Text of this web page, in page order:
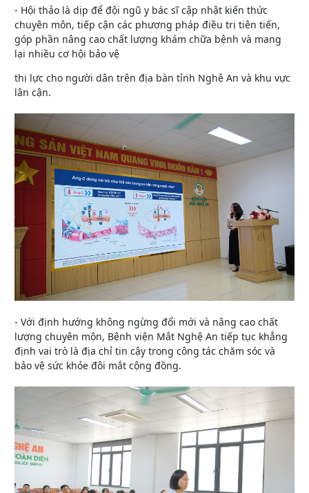
- Hội thảo là dịp để đội ngũ y bác sĩ cập nhật kiến thức
chuyên môn, tiếp cận các phương pháp điều trị tiên tiến,
góp phần nâng cao chất lượng khám chữa bệnh và mang
lại nhiều cơ hội bảo vệ
thị lực cho người dân trên địa bàn tỉnh Nghệ An và khu vực
lân cận.
- Với định hướng không ngừng đổi mới và nâng cao chất
lượng chuyên môn, Bệnh viện Mắt Nghệ An tiếp tục khẳng
định vai trò là địa chỉ tin cậy trong công tác chăm sóc và
bảo vệ sức khỏe đôi mắt cộng đồng.